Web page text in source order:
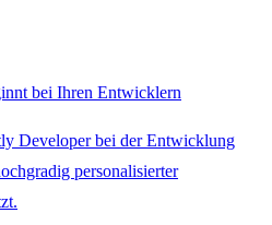
bei Ihren Entwicklern
Developer bei der Entwicklung
personalisierter